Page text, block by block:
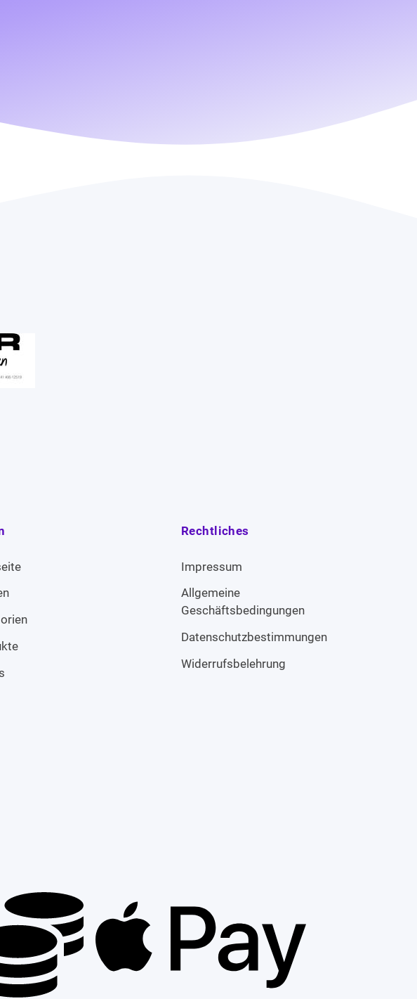
Rechtliches
Impressum
Allgemeine
Geschäftsbedingungen
Datenschutzbestimmungen
Widerrufsbelehrung